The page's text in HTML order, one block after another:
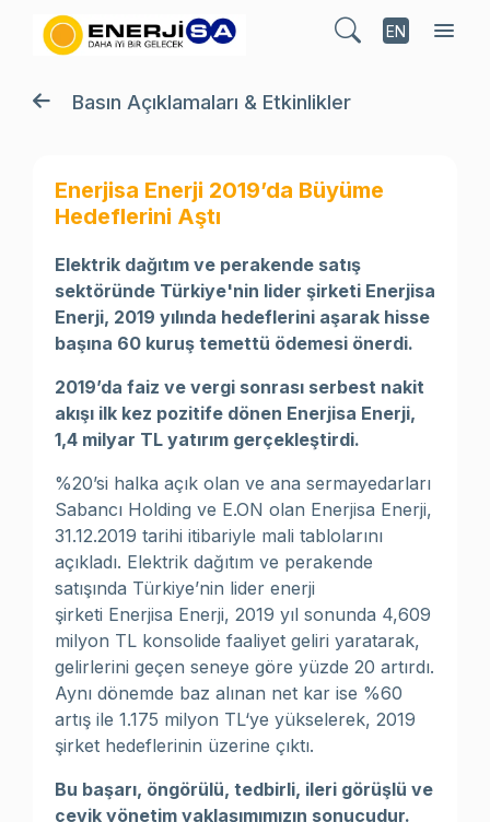
EN
Basın Açıklamaları & Etkinlikler
Enerjisa Enerji 2019’da Büyüme
Hedeflerini Aştı
Elektrik dağıtım ve perakende satış
sektöründe Türkiye'nin lider şirketi Enerjisa
Enerji, 2019 yılında hedeflerini aşarak hisse
başına 60 kuruş temettü ödemesi önerdi.
2019’da faiz ve vergi sonrası serbest nakit
akışı ilk kez pozitife dönen Enerjisa Enerji,
1,4 milyar TL yatırım gerçekleştirdi.
%20’si halka açık olan ve ana sermayedarları
Sabancı Holding ve E.ON olan Enerjisa Enerji,
31.12.2019 tarihi itibariyle mali tablolarını
açıkladı. Elektrik dağıtım ve perakende
satışında Türkiye’nin lider enerji
şirketi Enerjisa Enerji, 2019 yıl sonunda 4,609
milyon TL konsolide faaliyet geliri yaratarak,
gelirlerini geçen seneye göre yüzde 20 artırdı.
Aynı dönemde baz alınan net kar ise %60
artış ile 1.175 milyon TL‘ye yükselerek, 2019
şirket hedeflerinin üzerine çıktı.
Bu başarı, öngörülü, tedbirli, ileri görüşlü ve
çevik yönetim yaklaşımımızın sonucudur.